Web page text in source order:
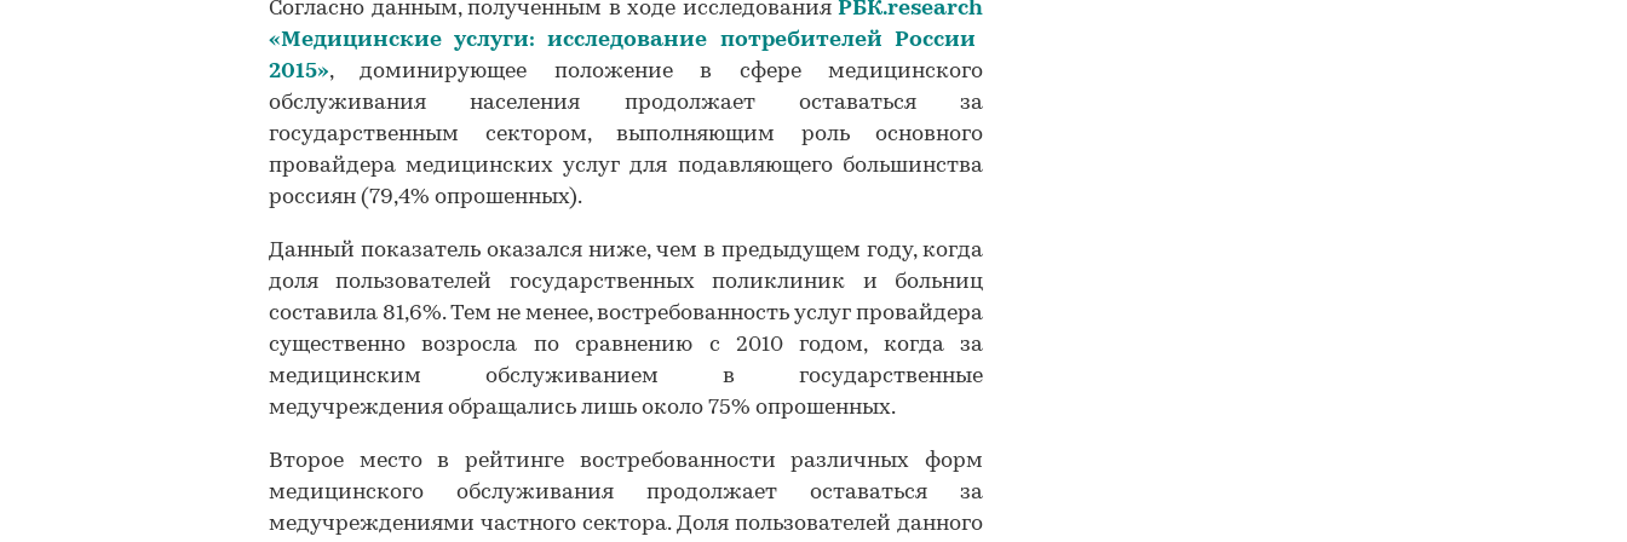
Согласно данным, полученным в ходе исследования РБК.research
«Медицинские услуги: исследование потребителей России
2015», доминирующее положение в сфере медицинского
обслуживания населения продолжает оставаться за
государственным сектором, выполняющим роль основного
провайдера медицинских услуг для подавляющего большинства
россиян (79,4% опрошенных).
Данный показатель оказался ниже, чем в предыдущем году, когда
доля пользователей государственных поликлиник и больниц
составила 81,6%. Тем не менее, востребованность услуг провайдера
существенно возросла по сравнению с 2010 годом, когда за
медицинским обслуживанием в государственные
медучреждения обращались лишь около 75% опрошенных.
Второе место в рейтинге востребованности различных форм
медицинского обслуживания продолжает оставаться за
медучреждениями частного сектора. Доля пользователей данного